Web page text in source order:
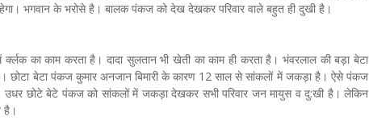
भगवान के भरोसे है। बालक पंकज को देख देखकर परिवार वाले बहुत ही दुखी है।
का काम करता है। दादा सुलतान भी खेती का काम ही करता है। भंवरलाल की बड़ा बेटा
छोटा बेटा पंकज कुमार अनजान बिमारी के कारण 12 साल से सांकलों में जकड़ा है। ऐसे पंकज
उधर छोटे बेटे पंकज को सांकलों में जकड़ा देखकर सभी परिवार जन मायुस व दु:खी है। लेकिन
है।